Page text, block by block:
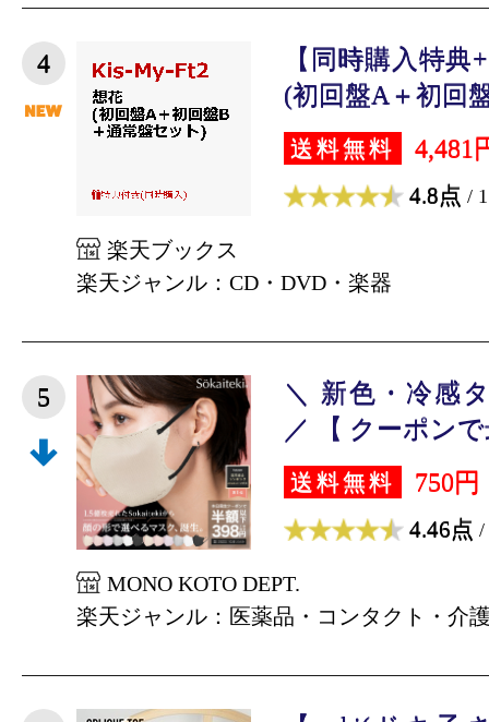
4
【同時購入特典
(初回盤A＋初回
送料無料 4,481
4.8点 /
楽天ブックス
楽天ジャンル：CD・DVD・楽器
5
＼ 新色・冷感
／ 【 クーポン
送料無料 750円
4.46点 /
MONO KOTO DEPT.
楽天ジャンル：医薬品・コンタクト・介